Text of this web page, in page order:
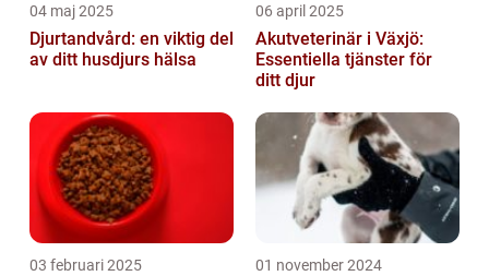
04 maj 2025
Djurtandvård: en viktig del
av ditt husdjurs hälsa
06 april 2025
Akutveterinär i Växjö:
Essentiella tjänster för
ditt djur
03 februari 2025 01 november 2024